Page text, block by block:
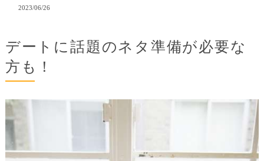
2023/06/26
デートに話題のネタ準備が必要な
方も！